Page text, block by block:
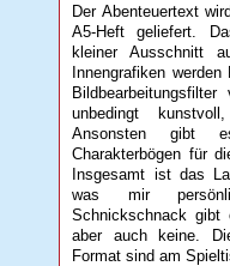
Der Abenteuertext
A5-Heft geliefert.
kleiner Ausschnitt
Innengrafiken
unbedingt
Ansonsten gibt
Charakterbögen für
Insgesamt ist das
was mir
Schnickschnack gibt
aber auch keine.
Format sind am